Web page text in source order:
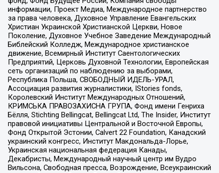
информации, Проект Медиа, Международное партнерство
за права человека, Духовное Управление Евангельских
Христиан Украинской Христианской Церкви, Новое
Поколение, Духовное Учебное Заведение Международный
Библейский Колледж, Международное христианское
движение, Всемирный Институт Саентологических
Предприятий, Церковь Духовной Технологии, Европейская
сеть организаций по наблюдению за выборами,
Республика Польша, СВОБОДНЫЙ ИДЕЛЬ-УРАЛ,
Ассоциация развития журналистики, IStories fonds,
Королевский Институт Международных Отношений,
КРИМСЬКА ПРАВОЗАХИСНА ГРУПА, Фонд имени Генриха
Бёлля, Stichting Bellingcat, Bellingcat Ltd, The Insider, Институт
правовой инициативы Центральной и Восточной Европы,
Фонд Открытой Эстонии, Calvert 22 Foundation, Канадский
украинский конгресс, Институт Макдональда-Лорье,
Украинская национальная федерация Канады,
Декабристы, Международный научный центр им Вудро
Вильсона, Свободная пресса, Возрождение, Всеукраинский